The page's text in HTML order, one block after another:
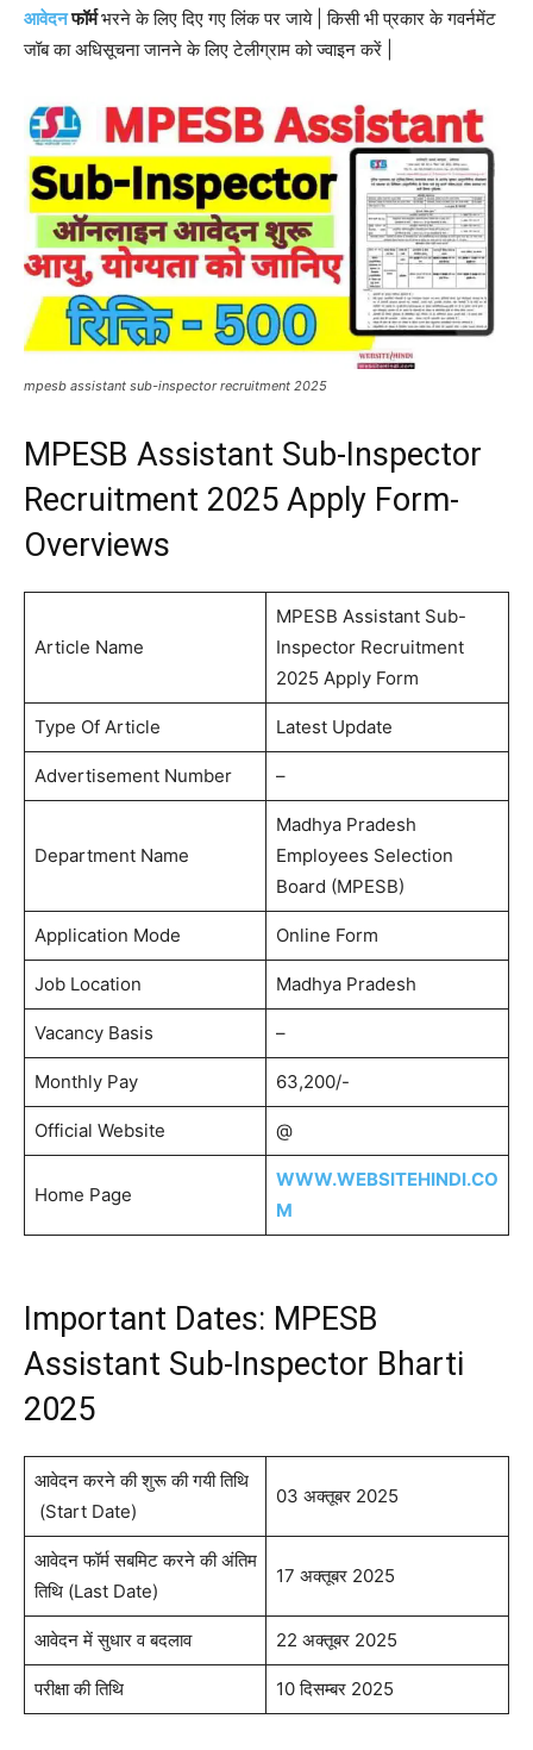
आवेदनफॉर्मभरने के लिए दिए गए लिंक पर जाये | किसी भी प्रकार के गवर्नमेंट
जॉब का अधिसूचना जानने के लिए टेलीग्राम को ज्वाइन करें |
mpesb assistant sub-inspector recruitment 2025
MPESB Assistant Sub-Inspector
Recruitment 2025 Apply Form-
Overviews
Article Name
MPESB Assistant Sub-
Inspector Recruitment
2025 Apply Form
Type Of Article Latest Update
Advertisement Number –
Department Name
Madhya Pradesh
Employees Selection
Board (MPESB)
Application Mode Online Form
Job Location Madhya Pradesh
Vacancy Basis –
Monthly Pay 63,200/-
Official Website @
Home Page
WWW.WEBSITEHINDI.CO
M
Important Dates: MPESB
Assistant Sub-Inspector Bharti
2025
आवेदन करने की शुरू की गयी तिथि
(Start Date)
03 अक्तूबर 2025
आवेदन फॉर्म सबमिट करने की अंतिम
तिथि (Last Date)
17 अक्तूबर 2025
आवेदन में सुधार व बदलाव 22 अक्तूबर 2025
परीक्षा की तिथि 10 दिसम्बर 2025